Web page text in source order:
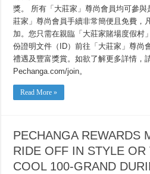
尚
會
員
有
會
駕
得
$100,000
豪
華
大
獎。 所有「大莊家」尊尚會員均可參
莊家」尊尚會員手續非常簡便且免費，
加。您只需在親臨「大莊家賭場度假村
份證明文件（ID）前往「大莊家」尊尚
禮遇及豐富獎賞。如欲了解更多詳情，
Pechanga.com/join。
Read More »
PECHANGA REWARDS
RIDE OFF IN STYLE OR
COOL 100-GRAND